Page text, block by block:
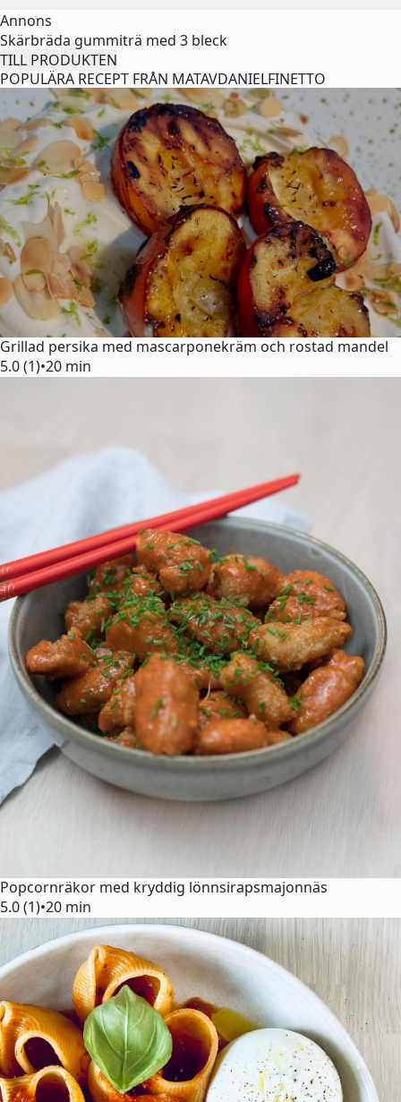
Annons
Skärbräda gummiträ med 3 bleck
TILL PRODUKTEN
POPULÄRA RECEPT FRÅN MATAVDANIELFINETTO
Grillad persika med mascarponekräm och rostad mandel
5.0 (1)•20 min
Popcornräkor med kryddig lönnsirapsmajonnäs
5.0 (1)•20 min